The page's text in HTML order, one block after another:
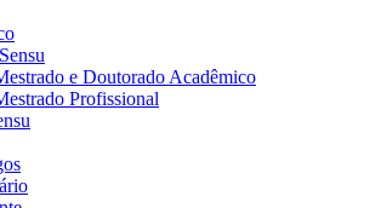
e Doutorado Acadêmico
Profissional